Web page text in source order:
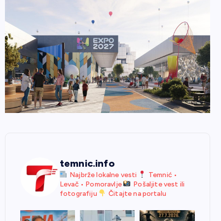
temnic.info
Najbrže lokalne vesti
Temnić •
Levač • Pomoravlje
Pošaljite vest ili
fotografiju
Čitajte na portalu